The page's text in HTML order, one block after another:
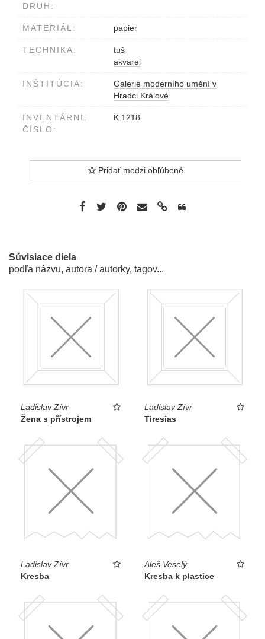
DRUH:
MATERIÁL: papier
TECHNIKA:
tuš
akvarel
INŠTITÚCIA:
Galerie moderního umění v
Hradci Králové
INVENTÁRNE
ČÍSLO:
K 1218
Pridať medzi obľúbené
Súvisiace diela
podľa názvu, autora / autorky, tagov...
Ladislav Zívr
Žena s přístrojem
Ladislav Zívr
Tiresias
Ladislav Zívr
Kresba
Aleš Veselý
Kresba k plastice